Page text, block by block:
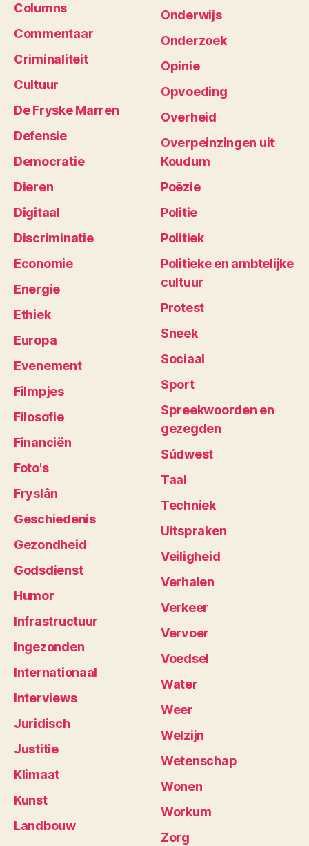
Columns
Commentaar
Criminaliteit
Cultuur
De Fryske Marren
Defensie
Democratie
Dieren
Digitaal
Discriminatie
Economie
Energie
Ethiek
Europa
Evenement
Filmpjes
Filosofie
Financiën
Foto's
Fryslân
Geschiedenis
Gezondheid
Godsdienst
Humor
Infrastructuur
Ingezonden
Internationaal
Interviews
Juridisch
Justitie
Klimaat
Kunst
Landbouw
Onderwijs
Onderzoek
Opinie
Opvoeding
Overheid
Overpeinzingen uit
Koudum
Poëzie
Politie
Politiek
Politieke en ambtelijke
cultuur
Protest
Sneek
Sociaal
Sport
Spreekwoorden en
gezegden
Súdwest
Taal
Techniek
Uitspraken
Veiligheid
Verhalen
Verkeer
Vervoer
Voedsel
Water
Weer
Welzijn
Wetenschap
Wonen
Workum
Zorg